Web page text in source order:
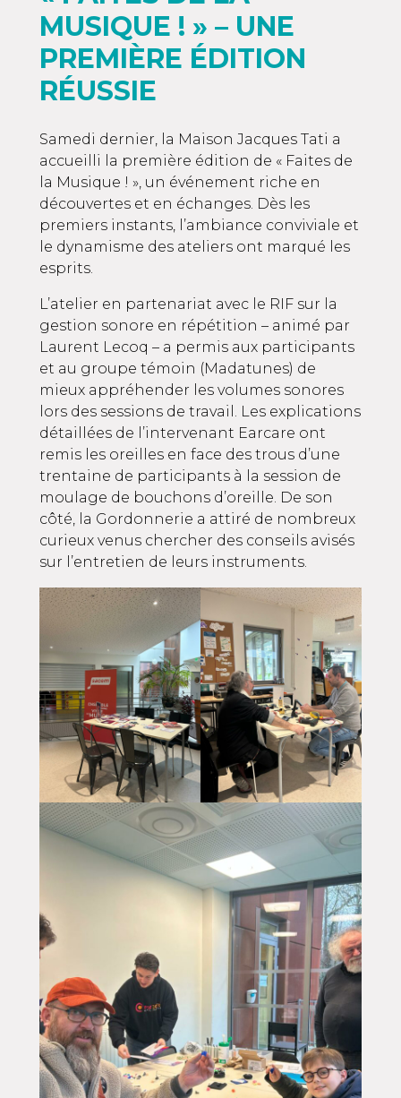
MUSIQUE ! » – UNE
PREMIÈRE ÉDITION
RÉUSSIE
Samedi dernier, la Maison Jacques Tati a
accueilli la première édition de « Faites de
la Musique ! », un événement riche en
découvertes et en échanges. Dès les
premiers instants, l’ambiance conviviale et
le dynamisme des ateliers ont marqué les
esprits.
L’atelier en partenariat avec le RIF sur la
gestion sonore en répétition – animé par
Laurent Lecoq – a permis aux participants
et au groupe témoin (Madatunes) de
mieux appréhender les volumes sonores
lors des sessions de travail. Les explications
détaillées de l’intervenant Earcare ont
remis les oreilles en face des trous d’une
trentaine de participants à la session de
moulage de bouchons d’oreille. De son
côté, la Gordonnerie a attiré de nombreux
curieux venus chercher des conseils avisés
sur l’entretien de leurs instruments.